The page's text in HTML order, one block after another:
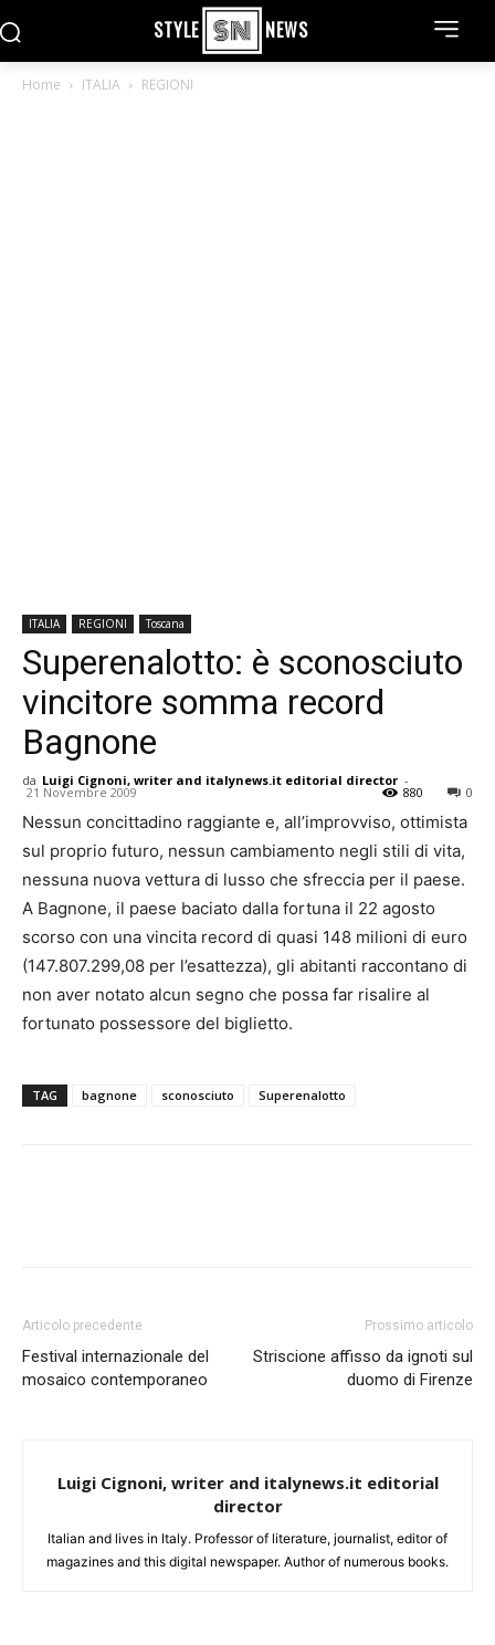
STYLE NEWS
Home ITALIA REGIONI
ITALIA REGIONI Toscana
Superenalotto: è sconosciuto
vincitore somma record
Bagnone
da Luigi Cignoni, writer and italynews.it editorial director -
21 Novembre 2009 0
880
Nessun concittadino raggiante e, all’improvviso, ottimista
sul proprio futuro, nessun cambiamento negli stili di vita,
nessuna nuova vettura di lusso che sfreccia per il paese.
A Bagnone, il paese baciato dalla fortuna il 22 agosto
scorso con una vincita record di quasi 148 milioni di euro
(147.807.299,08 per l’esattezza), gli abitanti raccontano di
non aver notato alcun segno che possa far risalire al
fortunato possessore del biglietto.
TAG bagnone sconosciuto Superenalotto
Articolo precedente
Festival internazionale del
mosaico contemporaneo
Prossimo articolo
Striscione affisso da ignoti sul
duomo di Firenze
Luigi Cignoni, writer and italynews.it editorial
director
Italian and lives in Italy. Professor of literature, journalist, editor of
magazines and this digital newspaper. Author of numerous books.